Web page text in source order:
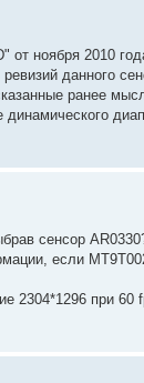
ноября 2010
данного
ранее
сенсор
если
2304*1296 при